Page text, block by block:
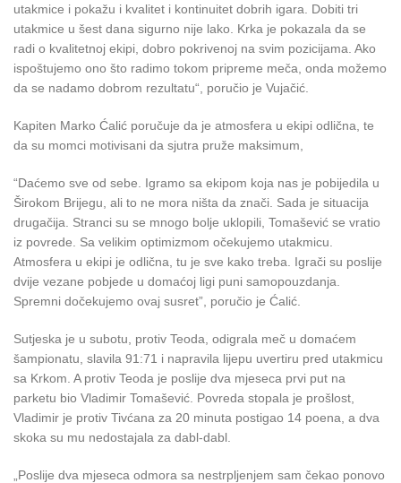
utakmice i pokažu i kvalitet i kontinuitet dobrih igara. Dobiti tri
utakmice u šest dana sigurno nije lako. Krka je pokazala da se
radi o kvalitetnoj ekipi, dobro pokrivenoj na svim pozicijama. Ako
ispoštujemo ono što radimo tokom pripreme meča, onda možemo
da se nadamo dobrom rezultatu“, poručio je Vujačić.
Kapiten Marko Ćalić poručuje da je atmosfera u ekipi odlična, te
da su momci motivisani da sjutra pruže maksimum,
“Daćemo sve od sebe. Igramo sa ekipom koja nas je pobijedila u
Širokom Brijegu, ali to ne mora ništa da znači. Sada je situacija
drugačija. Stranci su se mnogo bolje uklopili, Tomašević se vratio
iz povrede. Sa velikim optimizmom očekujemo utakmicu.
Atmosfera u ekipi je odlična, tu je sve kako treba. Igrači su poslije
dvije vezane pobjede u domaćoj ligi puni samopouzdanja.
Spremni dočekujemo ovaj susret”, poručio je Ćalić.
Sutjeska je u subotu, protiv Teoda, odigrala meč u domaćem
šampionatu, slavila 91:71 i napravila lijepu uvertiru pred utakmicu
sa Krkom. A protiv Teoda je poslije dva mjeseca prvi put na
parketu bio Vladimir Tomašević. Povreda stopala je prošlost,
Vladimir je protiv Tivćana za 20 minuta postigao 14 poena, a dva
skoka su mu nedostajala za dabl-dabl.
„Poslije dva mjeseca odmora sa nestrpljenjem sam čekao ponovo